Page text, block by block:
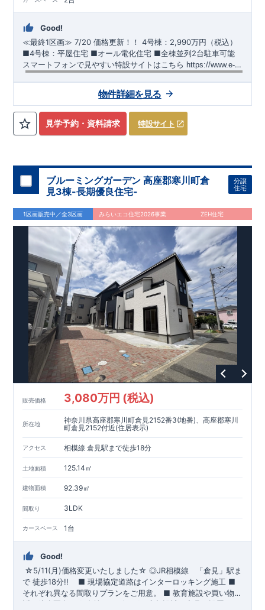
Good!
≪最終1区画≫ ​7/20 価格更新！！ ​4号棟：2,990万円（税込）
■4号棟：平屋住宅 ​■オール電化住宅 ​■全棟並列2台駐車可能 ​
スマートフォンで見やすい特設サイトはこちら https://www.e-
blooming.com/bukken/51574032/
【学校】 ​勝山小学校……徒歩5分（約390ｍ） ​第六中学校……徒
歩13分（約1030ｍ）
（地盤編） ​地震に強い家づくり（建物編） 地震に強い家づく
り（制震編）
【ブルーミングガーデンが選ばれる理由】 ​↓ クリックすると
詳細ページが表示されます ​暮らしを豊かにする空間アイデア
外観デザインへのこだわり メンテナンスリフォーム
お問い合わせ​ 027-320-1238​高崎営業所（定休日：火曜日・水
曜日） 営業時間／9：30～18：30​
GOOD DESIGN AWARD2024 ​ 東栄住宅​は、この度2024年度
グッドデザイン賞を3プロジェクト同時受賞いたしました。
木造住宅用制震ダンパー / 東栄セーフティダンパー 地盤改
良工法 / R-Evolve パイル 宅地開発手法 / 簡単に地図から
消せる道
見学予約・資料請求 特設サイト
物件詳細を見る
ブルーミングガーデン 高座郡寒川町倉
見3棟-長期優良住宅-
分譲
住宅
1区画販売中／全3区画 みらいエコ住宅2026事業 ZEH住宅
販売価格 3,080万円 (税込)
所在地
神奈川県高座郡寒川町倉見2152番3(地番)、高座郡寒川
町倉見2152付近(住居表示)
アクセス 相模線 倉見駅まで徒歩18分
土地面積 125.14㎡
建物面積 92.39㎡
間取り 3LDK
カースペース 1台
Good!
☆5/11(月)価格変更いたしました☆ ​◎JR相模線 「倉見」駅ま
で 徒歩18分!!
■ 現場協定道路はインターロッキング施工 ■
それぞれ異なる間取りプランをご用意。
■教育施設や買い物施
設が徒歩圏内♪
全棟、リビングは広々設計で家具を設置して
◆ ブルーミングガーデンのこだわり ◆← 各タイトルをクリ